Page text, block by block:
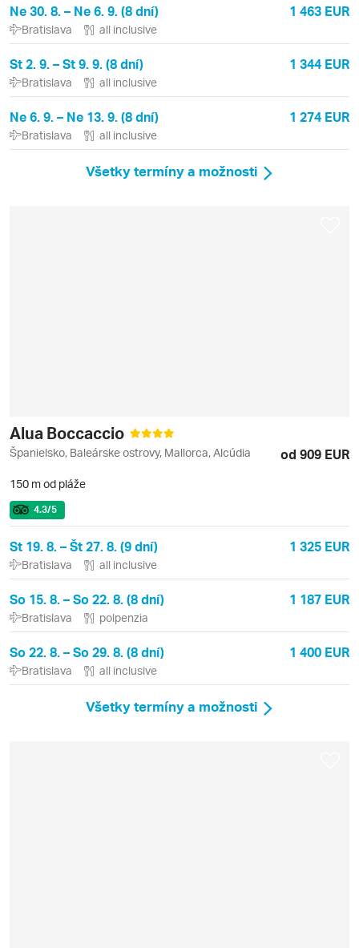
Ne 30. 8. – Ne 6. 9. (8 dní) 1 463 EUR
Bratislava all inclusive
St 2. 9. – St 9. 9. (8 dní) 1 344 EUR
Bratislava all inclusive
Ne 6. 9. – Ne 13. 9. (8 dní) 1 274 EUR
Bratislava all inclusive
Všetky termíny a možnosti
Alua Boccaccio
Španielsko, Baleárske ostrovy, Mallorca, Alcúdia od 909 EUR
150 m od pláže
4.3/5
St 19. 8. – Št 27. 8. (9 dní) 1 325 EUR
Bratislava all inclusive
So 15. 8. – So 22. 8. (8 dní) 1 187 EUR
Bratislava polpenzia
So 22. 8. – So 29. 8. (8 dní) 1 400 EUR
Bratislava all inclusive
Všetky termíny a možnosti